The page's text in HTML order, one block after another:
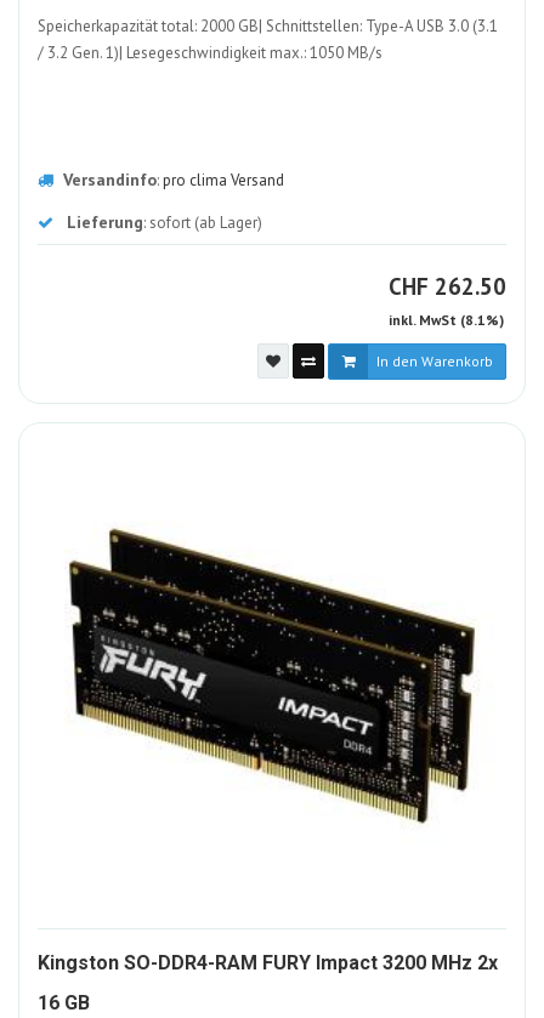
Speicherkapazität total: 2000 GB| Schnittstellen: Type-A USB 3.0 (3.1
/ 3.2 Gen. 1)| Lesegeschwindigkeit max.: 1050 MB/s
Versandinfo:pro clima Versand
Lieferung: sofort (ab Lager)
CHF CHF
262.50
inkl. MwSt (8.1%)
In den Warenkorb
Kingston SO-DDR4-RAM FURY Impact 3200 MHz 2x
16 GB1242799-